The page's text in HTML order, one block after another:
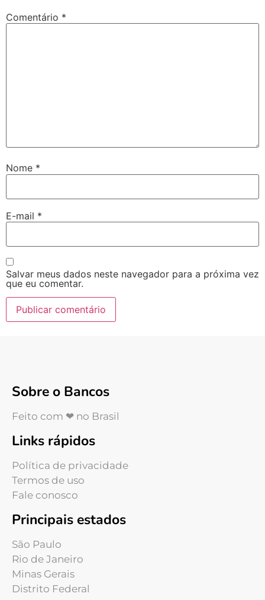
Comentário *
Nome *
E-mail *
Salvar meus dados neste navegador para a próxima vez
que eu comentar.
Sobre o Bancos
Feito com ❤ no Brasil
Links rápidos
Política de privacidade
Termos de uso
Fale conosco
Principais estados
São Paulo
Rio de Janeiro
Minas Gerais
Distrito Federal